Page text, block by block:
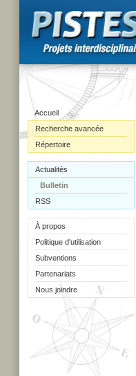
Accueil
Recherche avancée
Répertoire
Actualités
Bulletin
RSS
À propos
Politique d'utilisation
Subventions
Partenariats
Nous joindre